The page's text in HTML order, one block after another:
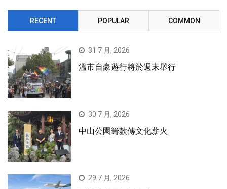
RECENT POPULAR COMMON
31 7 月, 2026
溫市自豪遊行將於週末舉行
30 7 月, 2026
中山公園籌款傳文化薪火
29 7 月, 2026